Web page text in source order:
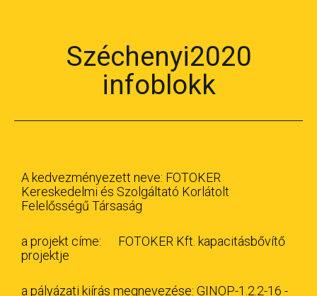
Széchenyi2020
infoblokk
A kedvezményezett neve: FOTOKER
Kereskedelmi és Szolgáltató Korlátolt
Felelősségű Társaság
a projekt címe: FOTOKER Kft. kapacitásbővítő
projektje
a pályázati kiírás megnevezése: GINOP-1.2.2-16 -